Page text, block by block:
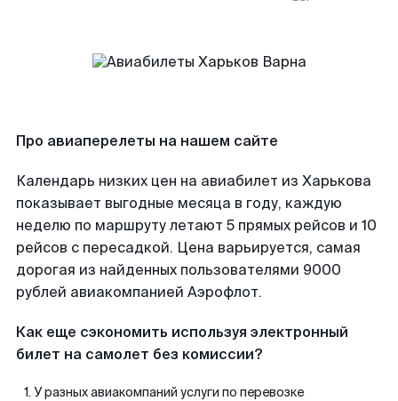
Про авиаперелеты на нашем сайте
Календарь низких цен на авиабилет из Харькова
показывает выгодные месяца в году, каждую
неделю по маршруту летают 5 прямых рейсов и 10
рейсов с пересадкой. Цена варьируется, самая
дорогая из найденных пользователями 9000
рублей авиакомпанией Аэрофлот.
Как еще сэкономить используя электронный
билет на самолет без комиссии?
У разных авиакомпаний услуги по перевозке